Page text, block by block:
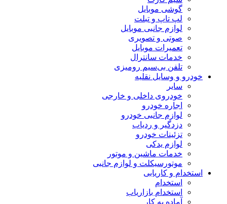
گوشی موبایل
لپ تاپ و تبلت
لوازم جانبی موبایل
صوتی و تصویری
تعمیرات موبایل
خدمات سانترال
تلفن بی‌سیم رومیزی
خودرو و وسایل نقلیه
سایر
خودروی داخلی و خارجی
اجاره خودرو
لوازم جانبی خودرو
دزدگیر و ردیاب
تزئینات خودرو
لوازم یدکی
خدمات ماشین و موتور
موتورسیکلت و لوازم جانبی
استخدام و کاریابی
استخدام
استخدام بازاریاب
آماده به کار